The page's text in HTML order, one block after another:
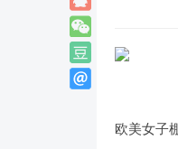
欧美女子